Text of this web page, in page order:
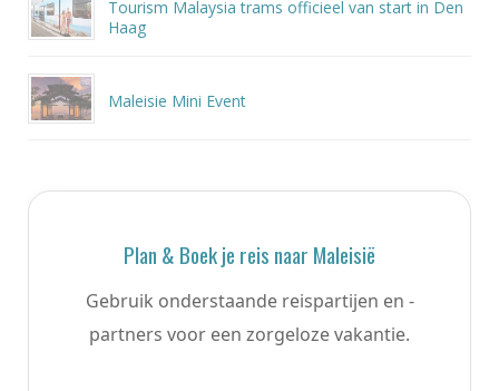
Tourism Malaysia trams officieel van start in Den
Haag
Maleisie Mini Event
Plan & Boek je reis naar Maleisië
Gebruik onderstaande reispartijen en -
partners voor een zorgeloze vakantie.